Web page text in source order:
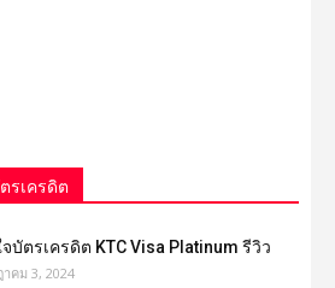
รเครดิต
บัตรเครดิต KTC Visa Platinum รีวิว
คม 3, 2024